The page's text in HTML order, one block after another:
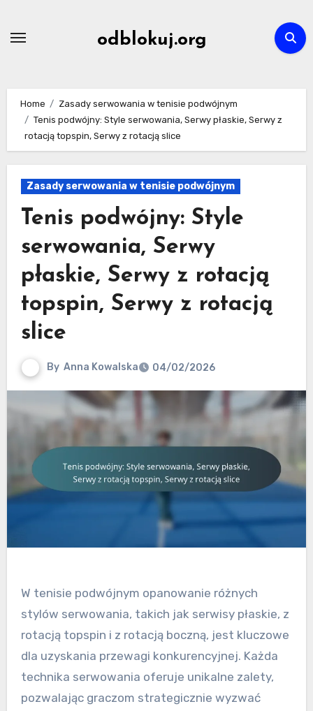
odblokuj.org
Home
Zasady serwowania w tenisie podwójnym
Tenis podwójny: Style serwowania, Serwy płaskie, Serwy z
rotacją topspin, Serwy z rotacją slice
Zasady serwowania w tenisie podwójnym
Tenis podwójny: Style
serwowania, Serwy
płaskie, Serwy z rotacją
topspin, Serwy z rotacją
slice
By Anna Kowalska 04/02/2026
W tenisie podwójnym opanowanie różnych
stylów serwowania, takich jak serwisy płaskie, z
rotacją topspin i z rotacją boczną, jest kluczowe
dla uzyskania przewagi konkurencyjnej. Każda
technika serwowania oferuje unikalne zalety,
pozwalając graczom strategicznie wyzwać